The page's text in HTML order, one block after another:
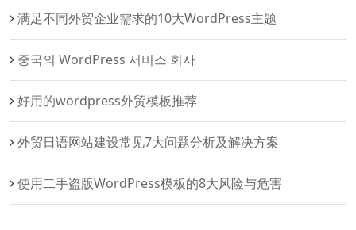
满足不同外贸企业需求的10大WordPress主题
중국의 WordPress 서비스 회사
好用的wordpress外贸模板推荐
外贸日语网站建设常见7大问题分析及解决方案
使用二手盗版WordPress模板的8大风险与危害